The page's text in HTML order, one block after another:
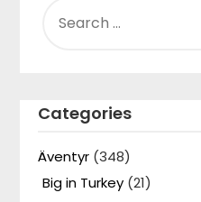
FOR:
Categories
Äventyr (348)
Big in Turkey (21)